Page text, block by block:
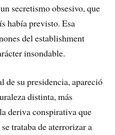
secretismo obsesivo, que
había previsto. Esa
del establishment
insondable.
de su presidencia, apareció
distinta, más
deriva conspirativa que
trataba de aterrorizar a